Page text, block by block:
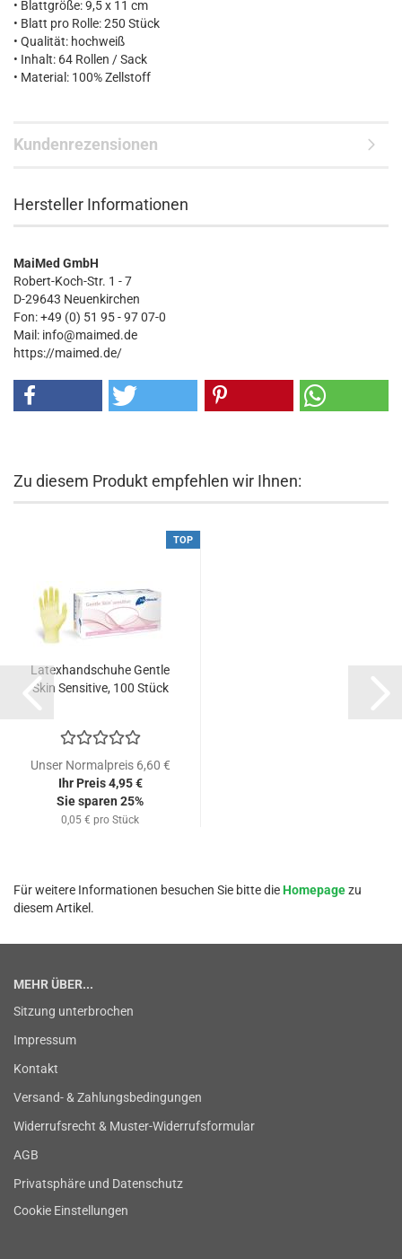
• Blattgröße: 9,5 x 11 cm
• Blatt pro Rolle: 250 Stück
• Qualität: hochweiß
• Inhalt: 64 Rollen / Sack
• Material: 100% Zellstoff
Kundenrezensionen
Hersteller Informationen
MaiMed GmbH
Robert-Koch-Str. 1 - 7
D-29643 Neuenkirchen
Fon: +49 (0) 51 95 - 97 07-0
Mail: info@maimed.de
https://maimed.de/
Zu diesem Produkt empfehlen wir Ihnen:
TOP
Latexhandschuhe Gentle
Skin Sensitive, 100 Stück
Unser Normalpreis 6,60 €
Ihr Preis 4,95 €
Sie sparen 25%
0,05 € pro Stück
Für weitere Informationen besuchen Sie bitte dieHomepagezu
diesem Artikel.
MEHR ÜBER...
Sitzung unterbrochen
Impressum
Kontakt
Versand- & Zahlungsbedingungen
Widerrufsrecht & Muster-Widerrufsformular
AGB
Privatsphäre und Datenschutz
Cookie Einstellungen